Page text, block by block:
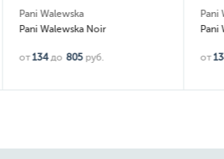
Pani Walewska White
от